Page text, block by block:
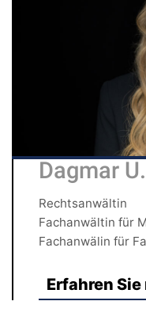
Dagmar
Rechtsanwältin
Fachanwältin für
Fachanwälin für
Erfahren Sie